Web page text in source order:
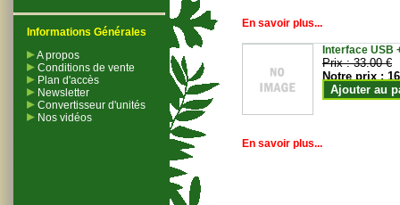
Informations Générales
A propos
Conditions de vente
Plan d'accès
Newsletter
Convertisseur d'unités
Nos vidéos
En savoir plus...
Interface USB
Prix :33.00 €
Notre prix :
Ajouter au
En savoir plus...